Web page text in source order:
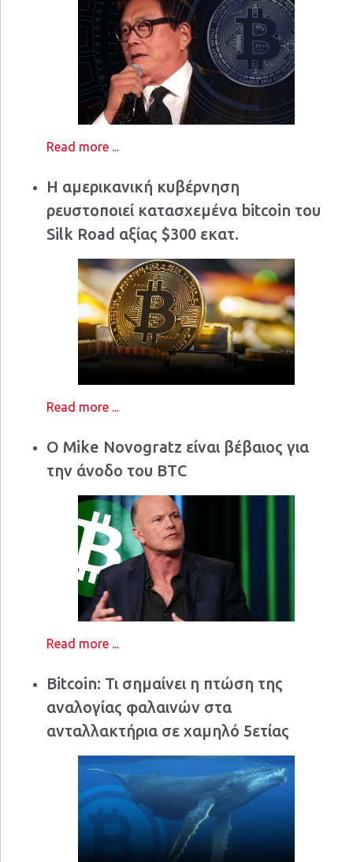
Read more ...
Η αμερικανική κυβέρνηση
ρευστοποιεί κατασχεμένα bitcoin του
Silk Road αξίας $300 εκατ.
Read more ...
Ο Mike Novogratz είναι βέβαιος για
την άνοδο του BTC
Read more ...
Bitcoin: Τι σημαίνει η πτώση της
αναλογίας φαλαινών στα
ανταλλακτήρια σε χαμηλό 5ετίας